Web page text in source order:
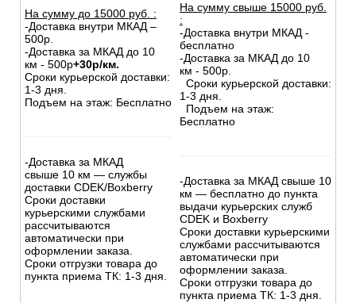
На сумму до 15000 руб. :
-Доставка внутри МКАД –
500р.
-Доставка за МКАД до 10
км - 500р+30р/км.
Сроки курьерской доставки:
1-3 дня.
Подъем на этаж: Бесплатно
-Доставка за МКАД
свыше 10 км — службы
доставки CDEK/Boxberry
Сроки доставки
курьерскими службами
рассчитываются
автоматически при
оформлении заказа.
Сроки отгрузки товара до
пункта приема ТК: 1-3 дня.
На сумму свыше 15000 руб.
:
-Доставка внутри МКАД -
бесплатно
-Доставка за МКАД до 10
км - 500р.
Сроки курьерской доставки:
1-3 дня.
Подъем на этаж:
Бесплатно
-Доставка за МКАД свыше 10
км — бесплатно до пункта
выдачи курьерских служб
CDEK и Boxberry
Сроки доставки курьерскими
службами рассчитываются
автоматически при
оформлении заказа.
Сроки отгрузки товара до
пункта приема ТК: 1-3 дня.